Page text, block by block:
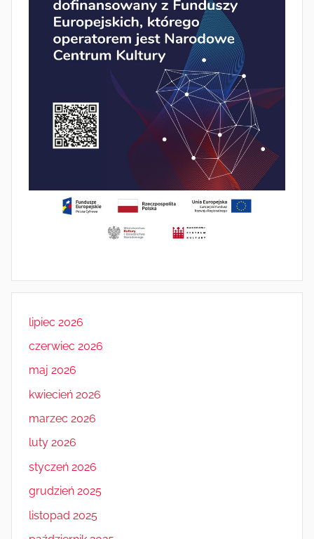
lipiec 2026
czerwiec 2026
maj 2026
kwiecień 2026
marzec 2026
luty 2026
styczeń 2026
grudzień 2025
listopad 2025